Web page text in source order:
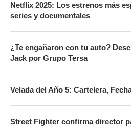
Netflix 2025: Los estrenos más
series y documentales
¿Te engañaron con tu auto?
Jack por Grupo Tersa
Velada del Año 5: Cartelera,
Street Fighter confirma director